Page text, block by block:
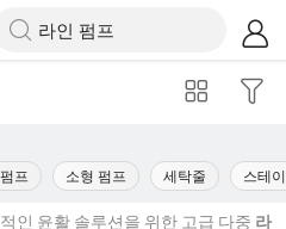
프 소형 펌프 세탁줄 스테
인 윤활 솔루션을 위한 고급 다중 라